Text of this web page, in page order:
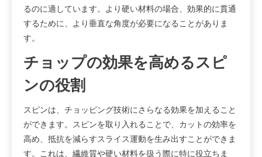
るのに適しています。より硬い材料の場合、効果的に貫通
するために、より垂直な角度が必要になることがありま
す。
チョップの効果を高めるスピ
ンの役割
スピンは、チョッピング技術にさらなる効果を加えること
ができます。スピンを取り入れることで、カットの効率を
高め、抵抗を減らすスライス運動を生み出すことができま
す。これは、繊維質や硬い材料を扱う際に特に役立ちま